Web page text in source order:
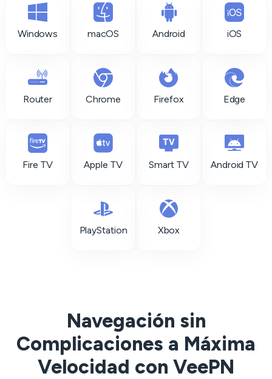
Windows macOS Android iOS
Router Chrome Firefox Edge
Fire TV Apple TV Smart TV Android TV
PlayStation Xbox
Navegación sin
Complicaciones a Máxima
Velocidad con VeePN